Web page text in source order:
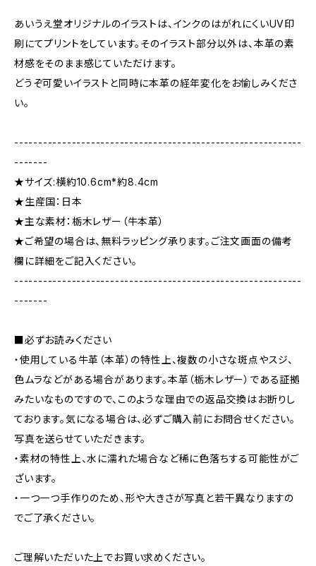
あいうえ堂オリジナルのイラストは、インクのはがれにくいUV印
刷にてプリントをしています。そのイラスト部分以外は、本革の素
材感をそのまま感じていただけます。
どうぞ可愛いイラストと同時に本革の経年変化をお愉しみくださ
い。
------------------------------------------------------------
-------
★サイズ:横約10.6cm*約8.4cm
★生産国：日本
★主な素材：栃木レザー（牛本革）
★ご希望の場合は、無料ラッピング承ります。ご注文画面の備考
欄に詳細をご記入ください。
------------------------------------------------------------
-------
■必ずお読みください
・使用している牛革（本革）の特性上、複数の小さな斑点やスジ、
色ムラなどがある場合があります。本革（栃木レザー）である証拠
みたいなものですので、このような理由での返品交換はお断りし
ております。気になる場合は、必ずご購入前にお問合せください。
写真を送らせていただきます。
・素材の特性上、水に濡れた場合など稀に色落ちする可能性がご
ざいます。
・一つ一つ手作りのため、形や大きさが写真と若干異なりますの
でご了承ください。
ご理解いただいた上でお買い求めください。